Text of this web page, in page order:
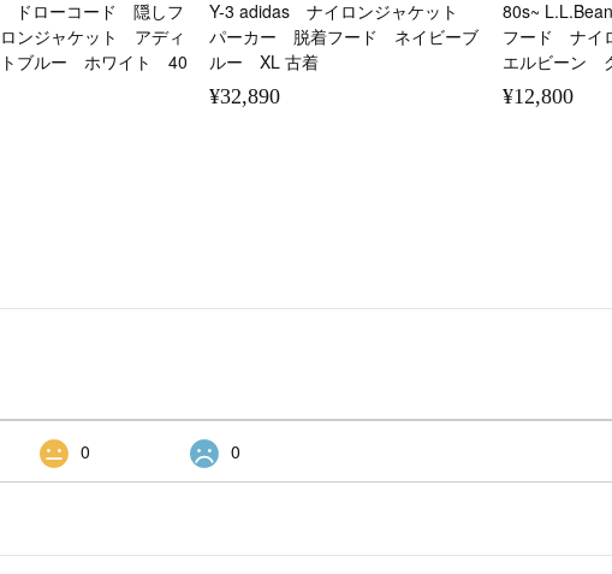
ドローコード 隠しフ
ンジャケット アディ
ブルー ホワイト 40
Y-3 adidas ナイロンジャケット
パーカー 脱着フード ネイビーブ
ルー XL 古着
¥32,890
80s~
フード ナイ
エルビーン
¥12,800
0 0